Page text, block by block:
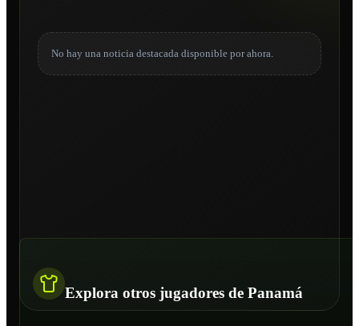
No hay una noticia destacada disponible por ahora.
Explora otros jugadores de Panamá